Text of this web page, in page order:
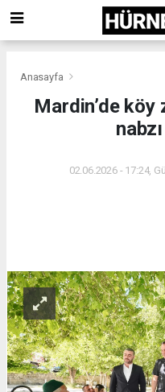
Anasayfa
Mardin’de köy
02.06.2026 - 17:24,